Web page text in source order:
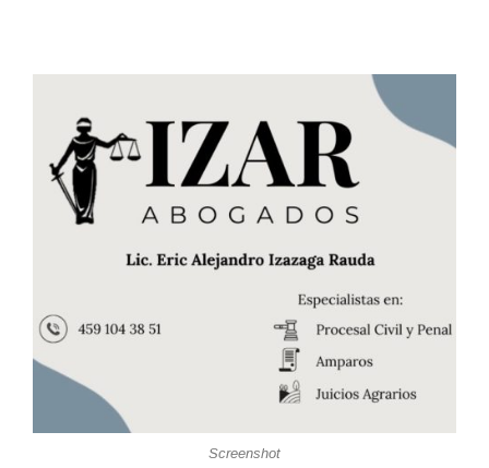
Screenshot